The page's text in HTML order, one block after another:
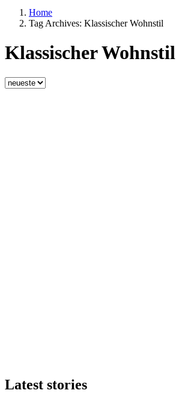
Home
Tag Archives: Klassischer Wohnstil
Klassischer Wohnstil
Latest stories